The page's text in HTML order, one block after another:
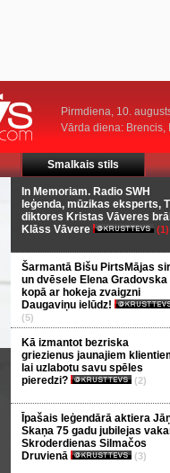
Pirmdiena, 10.
Vārda diena: Brencis,
Smalkais stils
In Memoriam. Radio SWH
leģenda, mūzikas eksperts,
diktores Kristas Vāveres
Klāss Vāvere
(1)
Šarmantā Bišu PirtsMājas
un dvēsele Elena Gradovska
kopā ar hokeja zvaigzni
Daugaviņu ielūdz!
(5)
Kā izmantot bezriska
griezienus jaunajiem
lai uzlabotu savu spēles
pieredzi?
(2)
Īpašais leģendārā aktiera
Skaņa 75 gadu jubilejas
Skroderdienas Silmačos
Druvienā
(3)